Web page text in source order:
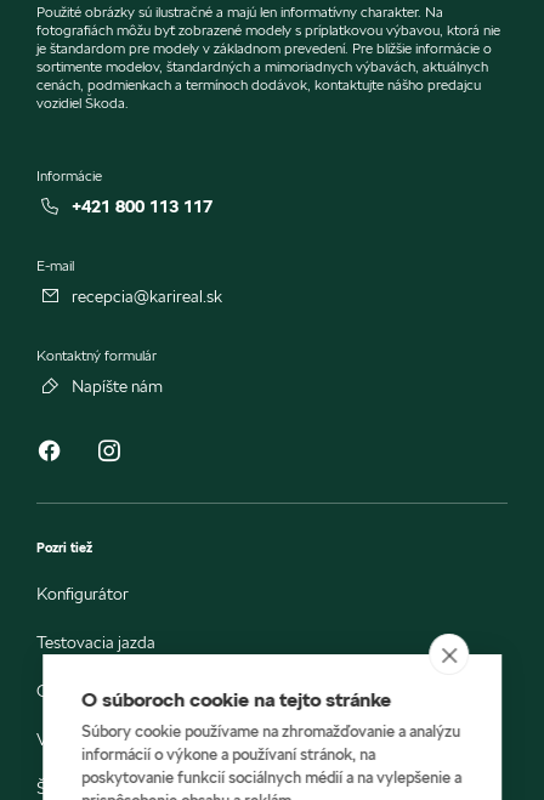
Použité obrázky sú ilustračné a majú len informatívny charakter. Na
fotografiách môžu byť zobrazené modely s príplatkovou výbavou, ktorá nie
je štandardom pre modely v základnom prevedení. Pre bližšie informácie o
sortimente modelov, štandardných a mimoriadnych výbavách, aktuálnych
cenách, podmienkach a termínoch dodávok, kontaktujte nášho predajcu
vozidiel Škoda.
Informácie
+421 800 113 117
E-mail
recepcia@karireal.sk
Kontaktný formulár
Napíšte nám
Pozri tiež
Konfigurátor
Testovacia jazda
Objednávka do servisu
Vozidlá ihneď k odberu
Škoda E-shop
O súboroch cookie na tejto stránke
Súbory cookie používame na zhromažďovanie a analýzu
informácií o výkone a používaní stránok, na
poskytovanie funkcií sociálnych médií a na vylepšenie a